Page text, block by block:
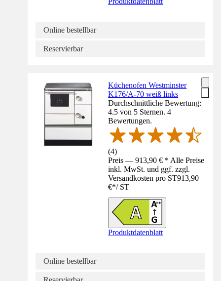
Online bestellbar
Reservierbar
Küchenofen Westminster
K176/A-70 weiß links
Durchschnittliche Bewertung:
4.5 von 5 Sternen. 4
Bewertungen.
(4)
Preis — 913,90 € * Alle Preise
inkl. MwSt. und ggf. zzgl.
Versandkosten pro ST913,90
€*/ ST
Produktdatenblatt
Online bestellbar